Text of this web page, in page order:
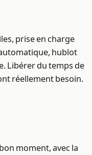
prise en charge
hublot
Libérer du temps de
réellement besoin.
moment, avec la